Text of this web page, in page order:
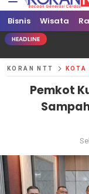
Koran NTT
Bacaan Generasi
Bisnis Wisata
HEADLINE
KORAN NTT KOTA
Pemkot